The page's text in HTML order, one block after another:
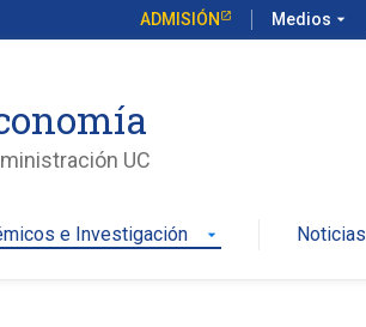
ADMISIÓN Medios arrow_drop_down
UC
e Investigación arrow_drop_down Noticias